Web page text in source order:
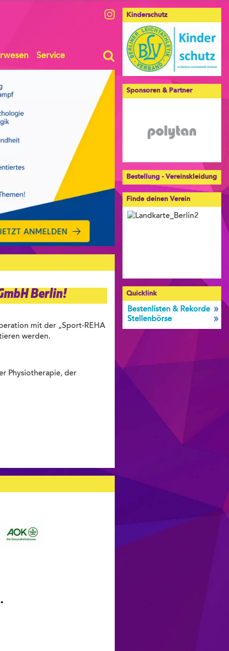
Service
Berlin!
mit der „Sport-REHA
werden.
Physiotherapie, der
Kinderschutz
Sponsoren & Partner
Bestellung - Vereinskleidung
Finde deinen Verein
Quicklink
Bestenlisten & Rekorde
Stellenbörse